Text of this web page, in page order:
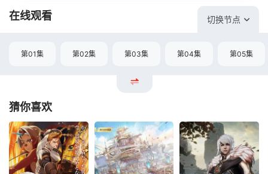
在线观看 切换节点
第01集 第02集 第03集 第04集 第05集
猜你喜欢